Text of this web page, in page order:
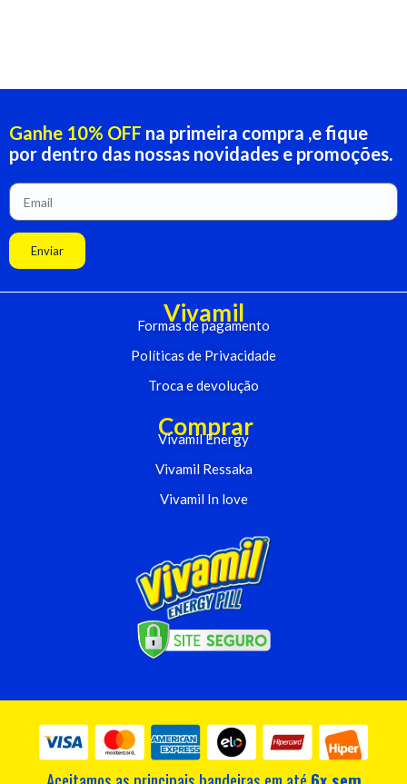
Ganhe 10% OFF na primeira compra ,e fique
por dentro das nossas novidades e promoções.
Enviar
Vivamil
Formas de pagamento
Políticas de Privacidade
Troca e devolução
Comprar
Vivamil Energy
Vivamil Ressaka
Vivamil In love